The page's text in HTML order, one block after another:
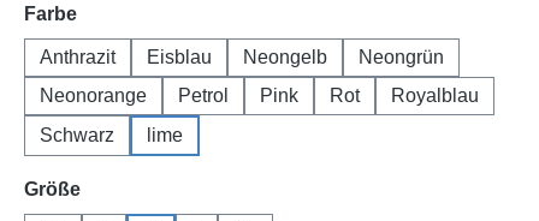
Farbeauswählen
Anthrazit Eisblau Neongelb
Neongrün
Neonorange
Petrol Pink Rot
Royalblau
Schwarz
lime
Größeauswählen